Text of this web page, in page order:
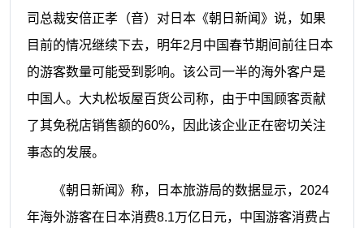
司总裁安倍正孝（音）对日本《朝日新闻》说，如果
目前的情况继续下去，明年2月中国春节期间前往日本
的游客数量可能受到影响。该公司一半的海外客户是
中国人。大丸松坂屋百货公司称，由于中国顾客贡献
了其免税店销售额的60%，因此该企业正在密切关注
事态的发展。
《朝日新闻》称，日本旅游局的数据显示，2024
年海外游客在日本消费8.1万亿日元，中国游客消费占